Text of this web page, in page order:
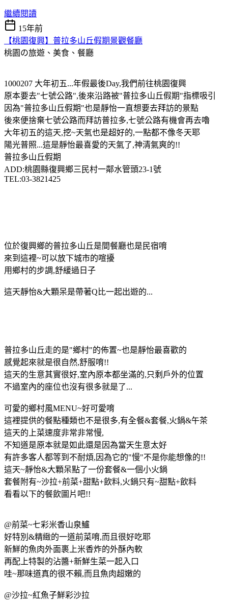
繼續閱讀
15年前
【桃園復興】普拉多山丘假期景觀餐廳
桃園の旅遊、美食、餐廳
1000207 大年初五...年假最後Day,我們前往桃園復興
原本要去"七號公路",後來沿路被"普拉多山丘假期"指標吸引
因為"普拉多山丘假期"也是靜怡一直想要去拜訪的景點
後來便捨棄七號公路而拜訪普拉多,七號公路有機會再去嚕
大年初五的這天,挖~天氣也是超好的,一點都不像冬天耶
陽光普照...這是靜怡最喜愛的天氣了,神清氣爽的!!
普拉多山丘假期
ADD:桃園縣復興鄉三民村一鄰水管頭23-1號
TEL:03-3821425
位於復興鄉的普拉多山丘是間餐廳也是民宿唷
來到這裡~可以放下城市的喧擾
用鄉村的步調,舒緩過日子
這天靜怡&大顆呆是帶著Q比一起出遊的...
普拉多山丘走的是"鄉村"的佈置~也是靜怡最喜歡的
感覺起來就是很自然,舒服唷!!
這天的生意其實很好,室內原本都坐滿的,只剩戶外的位置
不過室內的座位也沒有很多就是了...
可愛的鄉村風MENU~好可愛唷
這裡提供的餐點種類也不是很多,有全餐&套餐,火鍋&午茶
這天的上菜速度非常非常慢,
不知道是原本就是如此還是因為當天生意太好
有許多客人都等到不耐煩,因為它的"慢"不是你能想像的!!
這天~靜怡&大顆呆點了一份套餐&一個小火鍋
套餐附有~沙拉+前菜+甜點+飲料,火鍋只有~甜點+飲料
看看以下的餐飲圖片吧!!
@前菜~七彩米香山泉鱸
好特別&精緻的一道前菜唷,而且很好吃耶
新鮮的魚肉外面裹上米香炸的外酥內軟
再配上特製的沾醬+新鮮生菜一起入口
哇~那味道真的很不賴,而且魚肉超嫩的
@沙拉~紅魚子鮮彩沙拉